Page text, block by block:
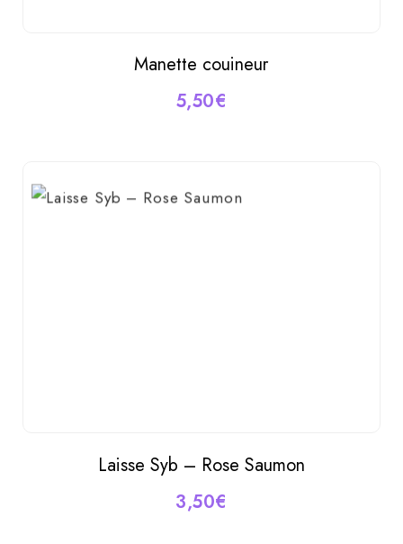
LIRE LA SUITE
Manette couineur
5,50€
AJOUTER AU PANIER
Laisse Syb – Rose Saumon
3,50€